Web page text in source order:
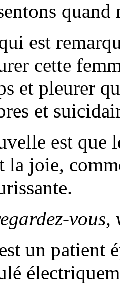
est
cette
et pleurer
et
est que
la joie,
un